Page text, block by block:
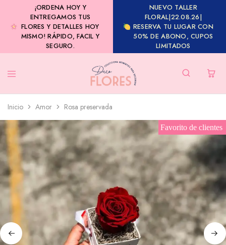
¡ORDENA HOY Y
ENTREGAMOS TUS
FLORES Y DETALLES HOY
MISMO! RÁPIDO, FACIL Y
SEGURO.
NUEVO TALLER
FLORAL|22.08.26|
RESERVA TU LUGAR CON
50% DE ABONO, CUPOS
LIMITADOS
Inicio Amor Rosa preservada
Favorito de clientes